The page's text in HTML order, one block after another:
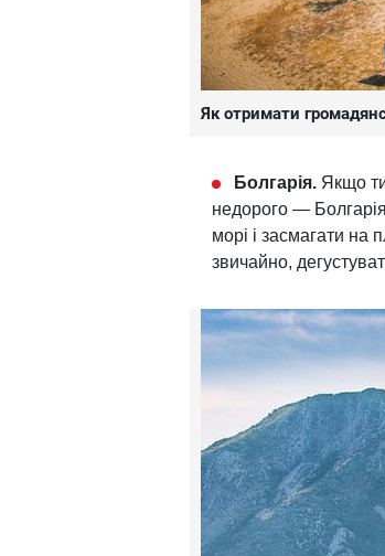
Як отримати
Болгарія. Якщо
недорого —
морі і засмагати на
звичайно,